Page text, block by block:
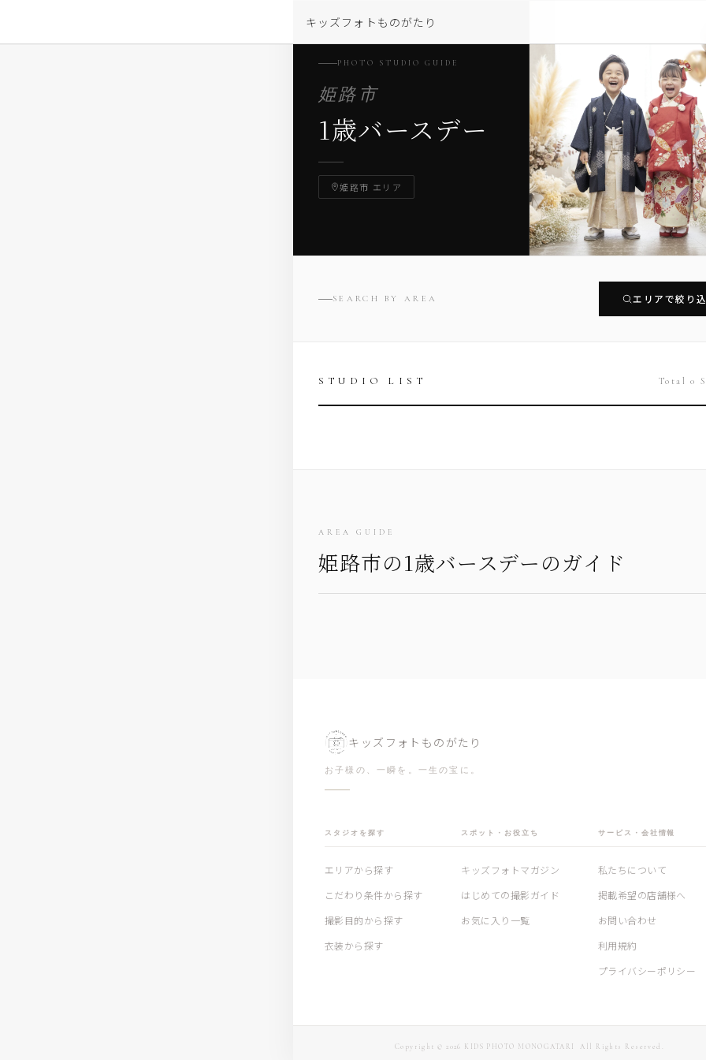
キッズフォトものがたり
PHOTO STUDIO GUIDE
姫路市
1歳バースデー
姫路市 エリア
SEARCH BY AREA エリアで絞り
STUDIO LIST Total 0
AREA GUIDE
姫路市の1歳バースデーのガイド
キッズフォトものがたり
お子様の、一瞬を。一生の宝に。
スタジオを探す
エリアから探す
こだわり条件から探す
撮影目的から探す
衣装から探す
スポット・お役立ち
キッズフォトマガジン
はじめての撮影ガイド
お気に入り一覧
サービス・会社情報
私たちについて
掲載希望の店舗様へ
お問い合わせ
利用規約
プライバシーポリシー
Copyright © 2026 KIDS PHOTO MONOGATARI All Rights Reserved.